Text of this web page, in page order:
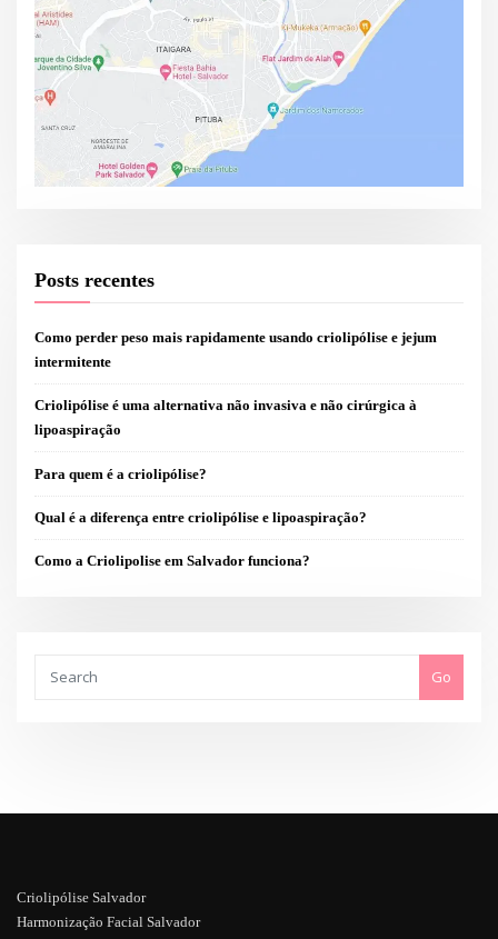
Posts recentes
Como perder peso mais rapidamente usando criolipólise e jejum
intermitente
Criolipólise é uma alternativa não invasiva e não cirúrgica à
lipoaspiração
Para quem é a criolipólise?
Qual é a diferença entre criolipólise e lipoaspiração?
Como a Criolipolise em Salvador funciona?
Go
Criolipólise Salvador
Harmonização Facial Salvador